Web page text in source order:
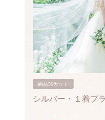
納品50カット
シルバー・１着プ